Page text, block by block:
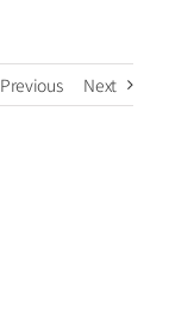
Previous Next